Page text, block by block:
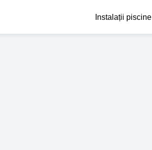
Instalații piscine